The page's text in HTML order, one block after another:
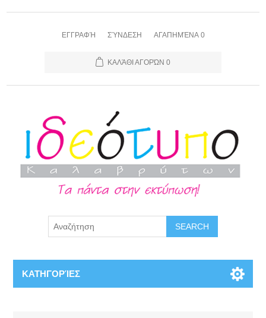
ΕΓΓΡΑΦΉ ΣΎΝΔΕΣΗ ΑΓΑΠΗΜΈΝΑ 0
ΚΑΛΆΘΙ ΑΓΟΡΏΝ 0
ΚΑΤΗΓΟΡΊΕΣ